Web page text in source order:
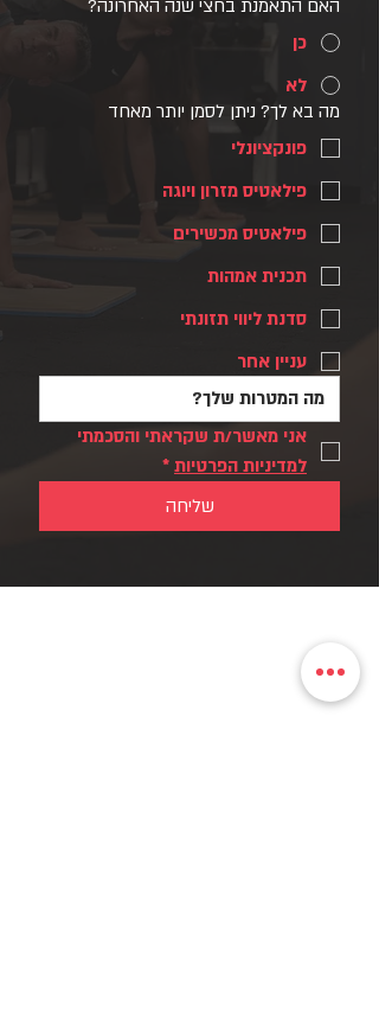
האם התאמנת בחצי שנה האחרונה?
כן
לא
מה בא לך? ניתן לסמן יותר מאחד
פונקציונלי
פילאטיס מזרון ויוגה
פילאטיס מכשירים
תכנית אמהות
סדנת ליווי תזונתי
עניין אחר
אני מאשר/ת שקראתי והסכמתי
למדיניות הפרטיות *
שליחה